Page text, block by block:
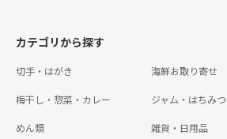
カテゴリから探す
切手・はがき 海鮮お取り寄せ
梅干し・惣菜・カレー ジャム・はちみつ
めん類 雑貨・日用品